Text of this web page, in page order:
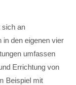
sich an
in den eigenen vier
umfassen
Errichtung von
Beispiel mit